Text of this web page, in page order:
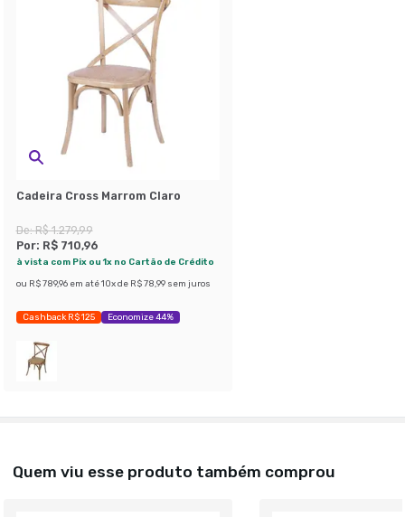
Cadeira Cross Marrom Claro
De:R$ 1.279,99
Por: R$ 710,96
à vista com Pix ou 1x no Cartão de Crédito
ou R$ 789,96 em até 10x de R$ 78,99 sem juros
Cashback R$ 125 Economize 44%
Quem viu esse produto também comprou